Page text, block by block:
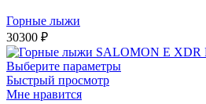
Горные лыжи
30300 ₽
Выберите параметры
Быстрый просмотр
Мне нравится